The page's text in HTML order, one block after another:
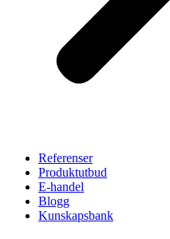
Referenser
Produktutbud
E-handel
Blogg
Kunskapsbank